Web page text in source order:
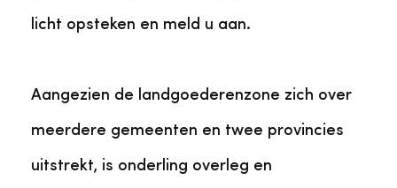
licht opsteken en meld u aan.
Aangezien de landgoederenzone zich over
meerdere gemeenten en twee provincies
uitstrekt, is onderling overleg en